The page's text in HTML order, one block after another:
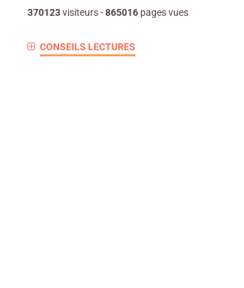
370123visiteurs -865016 pages vues
CONSEILS LECTURES